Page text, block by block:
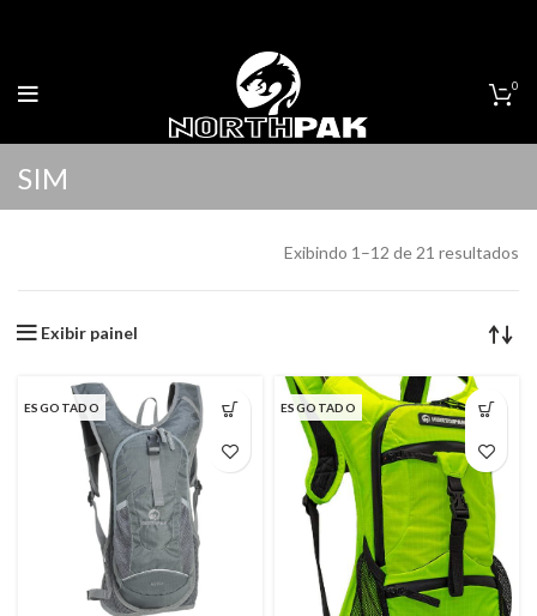
0
SIM
Exibindo 1–12 de 21 resultados
Exibir painel
ESGOTADO ESGOTADO